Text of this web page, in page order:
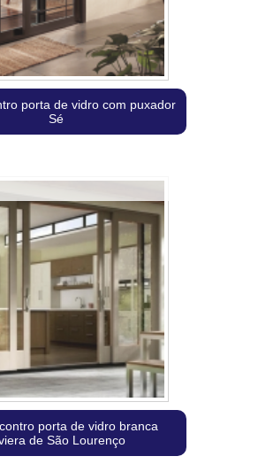
porta de vidro com puxador
Sé
porta de vidro branca
de São Lourenço